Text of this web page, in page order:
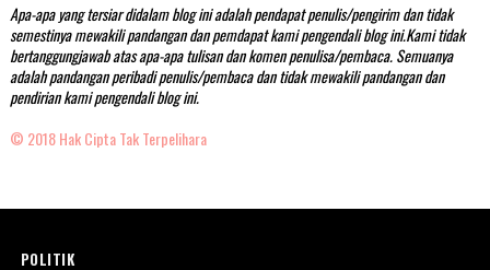
Apa-apa yang tersiar didalam blog ini adalah pendapat penulis/pengirim dan tidak
semestinya mewakili pandangan dan pemdapat kami pengendali blog ini.Kami tidak
bertanggungjawab atas apa-apa tulisan dan komen penulisa/pembaca. Semuanya
adalah pandangan peribadi penulis/pembaca dan tidak mewakili pandangan dan
pendirian kami pengendali blog ini.
© 2018 Hak Cipta Tak Terpelihara
POLITIK